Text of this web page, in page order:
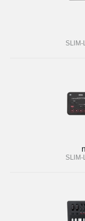
SLIM-
SLIM-